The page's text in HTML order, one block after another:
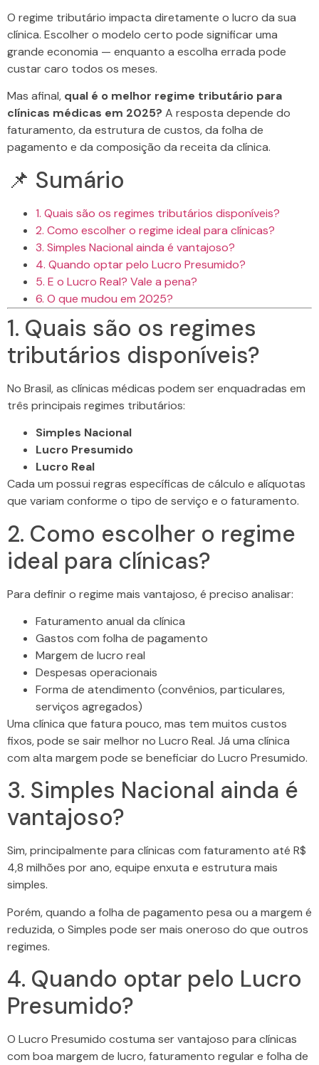
O regime tributário impacta diretamente o lucro da sua
clínica. Escolher o modelo certo pode significar uma
grande economia — enquanto a escolha errada pode
custar caro todos os meses.
Mas afinal, qual é o melhor regime tributário para
clínicas médicas em 2025? A resposta depende do
faturamento, da estrutura de custos, da folha de
pagamento e da composição da receita da clínica.
📌 Sumário
1. Quais são os regimes tributários disponíveis?
2. Como escolher o regime ideal para clínicas?
3. Simples Nacional ainda é vantajoso?
4. Quando optar pelo Lucro Presumido?
5. E o Lucro Real? Vale a pena?
6. O que mudou em 2025?
1. Quais são os regimes
tributários disponíveis?
No Brasil, as clínicas médicas podem ser enquadradas em
três principais regimes tributários:
Simples Nacional
Lucro Presumido
Lucro Real
Cada um possui regras específicas de cálculo e alíquotas
que variam conforme o tipo de serviço e o faturamento.
2. Como escolher o regime
ideal para clínicas?
Para definir o regime mais vantajoso, é preciso analisar:
Faturamento anual da clínica
Gastos com folha de pagamento
Margem de lucro real
Despesas operacionais
Forma de atendimento (convênios, particulares,
serviços agregados)
Uma clínica que fatura pouco, mas tem muitos custos
fixos, pode se sair melhor no Lucro Real. Já uma clínica
com alta margem pode se beneficiar do Lucro Presumido.
3. Simples Nacional ainda é
vantajoso?
Sim, principalmente para clínicas com faturamento até R$
4,8 milhões por ano, equipe enxuta e estrutura mais
simples.
Porém, quando a folha de pagamento pesa ou a margem é
reduzida, o Simples pode ser mais oneroso do que outros
regimes.
4. Quando optar pelo Lucro
Presumido?
O Lucro Presumido costuma ser vantajoso para clínicas
com boa margem de lucro, faturamento regular e folha de